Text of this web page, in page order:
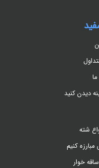
دیدن کنید
شته
کنیم
خوار